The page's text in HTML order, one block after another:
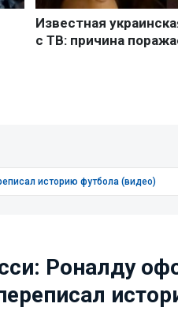
историю футбола (видео)
Роналду